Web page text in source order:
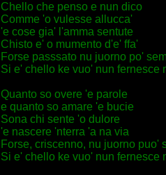
Chello che penso e nun dico
Comme 'o vulesse allucca'
'e cose gia' l'amma sentute
Chisto e' o mumento d'e' ffa'
Forse passsato nu juorno po'
Si e' chello ke vuo' nun fernesce
Quanto so overe 'e parole
e quanto so amare 'e bucie
Sona chi sente 'o dulore
'e nascere 'nterra 'a na via
Forse, criscenno, nu juorno puo'
Si e' chello ke vuo' nun fernesce